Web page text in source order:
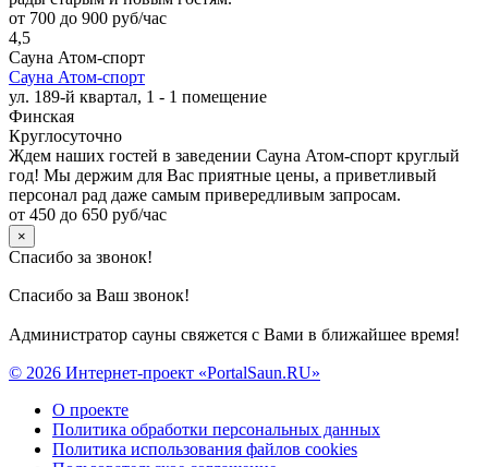
от 700 до 900 руб/час
4,5
Сауна Атом-спорт
Сауна Атом-спорт
ул. 189-й квартал, 1 - 1 помещение
Финская
Круглосуточно
Ждем наших гостей в заведении Сауна Атом-спорт круглый
год! Мы держим для Вас приятные цены, а приветливый
персонал рад даже самым привередливым запросам.
от 450 до 650 руб/час
×
Спасибо за звонок!
Спасибо за Ваш звонок!
Администратор сауны свяжется с Вами в ближайшее время!
© 2026 Интернет-проект «PortalSaun.RU»
О проекте
Политика обработки персональных данных
Политика использования файлов cookies